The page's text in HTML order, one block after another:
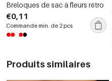
Breloques de sac à fleurs rétro
€0,11
Commande min. de 2 pcs
Produits similaires